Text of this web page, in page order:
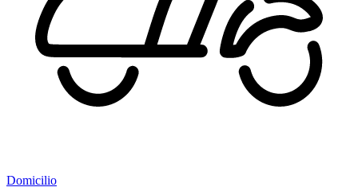
Domicilio